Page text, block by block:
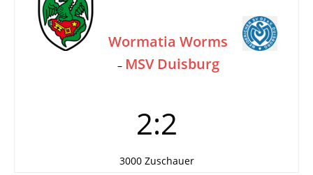
Wormatia Worms
– MSV Duisburg
2:2
3000 Zuschauer